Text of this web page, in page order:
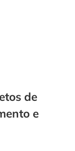
de
e